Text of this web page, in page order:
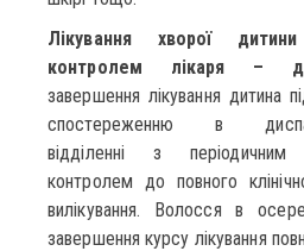
Лікування хворої
контролем лікаря –
завершення лікування дитина
спостереженню в
відділенні з періодичним
контролем до повного
вилікування. Волосся в
завершення курсу лікування